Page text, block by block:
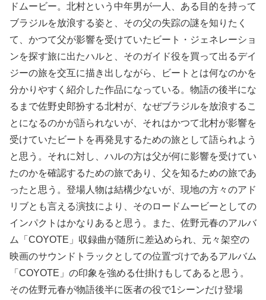
ドムービー。北村という中年男が一人、ある目的を持って
ブラジルを放浪する姿と、その父の失踪の謎を知りたく
て、かつて父が影響を受けていたビート・ジェネレーショ
ンを探す旅に出たハルと、そのガイド役を買って出るデイ
ジーの旅を交互に描き出しながら、ビートとは何なのかを
分かりやすく紹介した作品になっている。物語の後半にな
るまで佐野史郎扮する北村が、なぜブラジルを放浪するこ
とになるのかが語られないが、それはかつて北村が影響を
受けていたビートを再発見するための旅として語られよう
と思う。それに対し、ハルの方は父が何に影響を受けてい
たのかを確認するための旅であり、父を知るための旅であ
ったと思う。登場人物は結構少ないが、現地の方々のアド
リブとも言える演技により、そのロードムービーとしての
インパクトはかなりあると思う。また、佐野元春のアルバ
ム「COYOTE」収録曲が随所に差込められ、元々架空の
映画のサウンドトラックとしての位置づけであるアルバム
「COYOTE」の印象を強める仕掛けもしてあると思う。
その佐野元春が物語後半に医者の役で1シーンだけ登場